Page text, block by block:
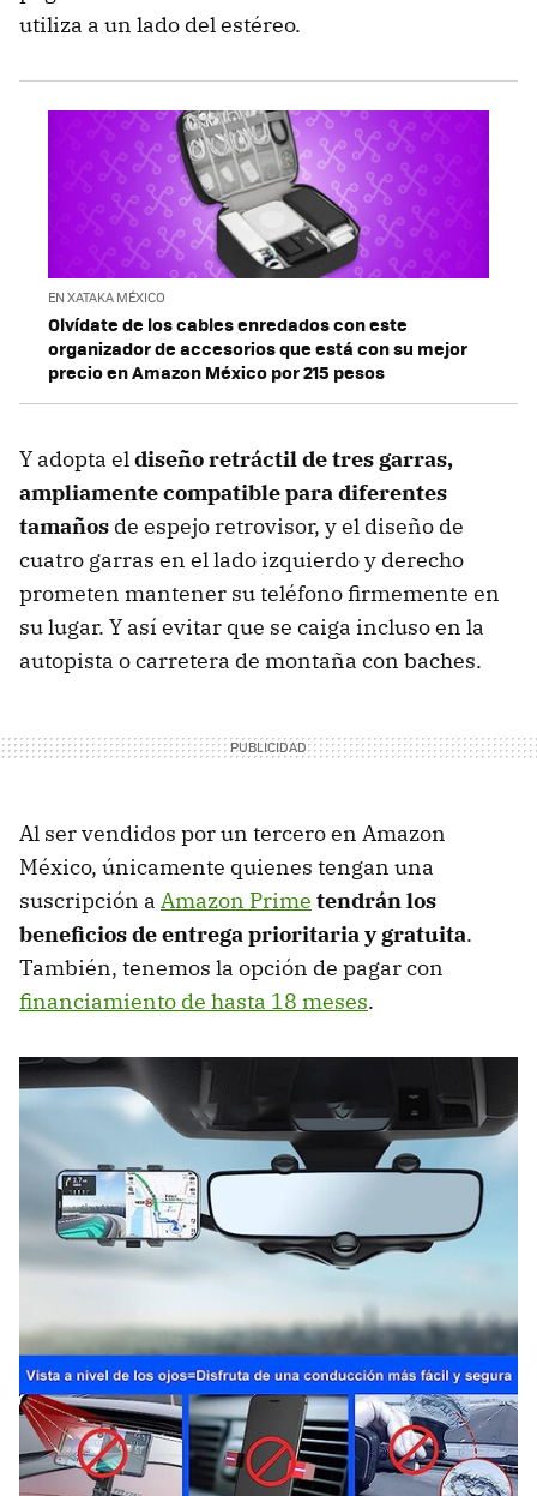
utiliza a un lado del estéreo.
EN XATAKA MÉXICO
Olvídate de los cables enredados con este
organizador de accesorios que está con su mejor
precio en Amazon México por 215 pesos
Y adopta eldiseño retráctil de tres garras,
ampliamente compatible para diferentes
tamaños de espejo retrovisor, y el diseño de
cuatro garras en el lado izquierdo y derecho
prometen mantener su teléfono firmemente en
su lugar. Y así evitar que se caiga incluso en la
autopista o carretera de montaña con baches.
Al ser vendidos por un tercero en Amazon
México, únicamente quienes tengan una
suscripción a Amazon Prime tendrán los
beneficios de entrega prioritaria y gratuita.
También, tenemos la opción de pagar con
financiamiento de hasta 18 meses.